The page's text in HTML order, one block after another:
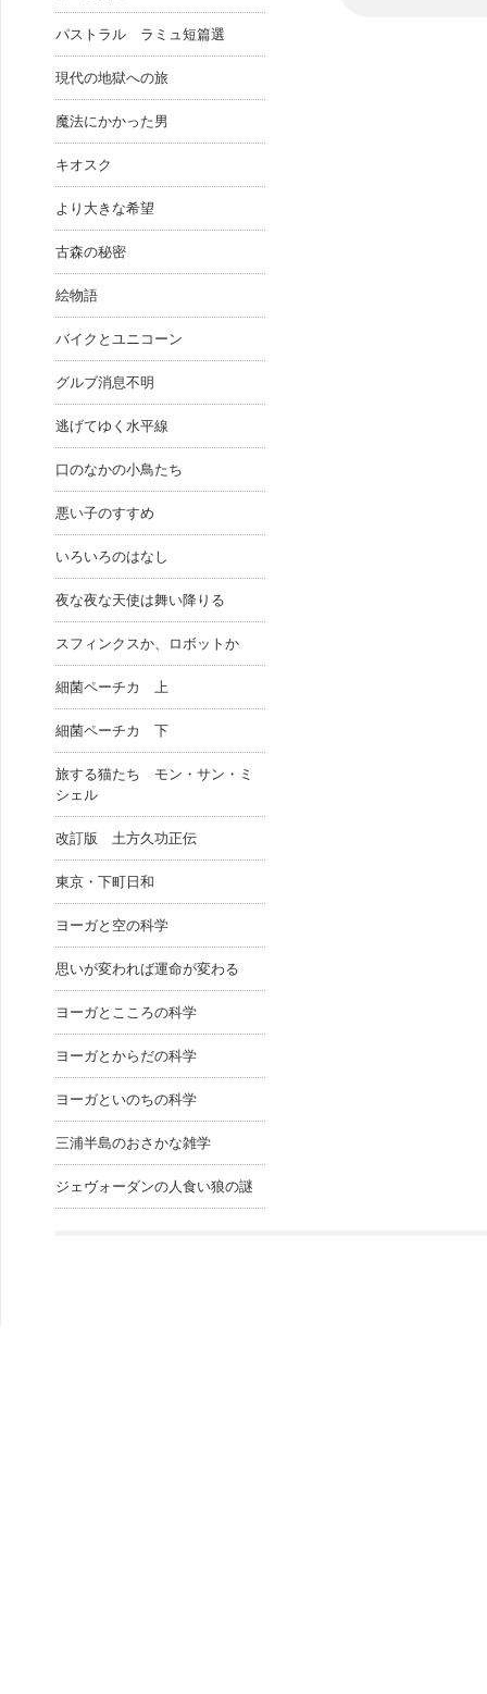
パストラル ラミュ短篇選
現代の地獄への旅
魔法にかかった男
キオスク
より大きな希望
古森の秘密
絵物語
バイクとユニコーン
グルブ消息不明
逃げてゆく水平線
口のなかの小鳥たち
悪い子のすすめ
いろいろのはなし
夜な夜な天使は舞い降りる
スフィンクスか、ロボットか
細菌ペーチカ 上
細菌ペーチカ 下
旅する猫たち モン・サン・ミ
シェル
改訂版 土方久功正伝
東京・下町日和
ヨーガと空の科学
思いが変われば運命が変わる
ヨーガとこころの科学
ヨーガとからだの科学
ヨーガといのちの科学
三浦半島のおさかな雑学
ジェヴォーダンの人食い狼の謎